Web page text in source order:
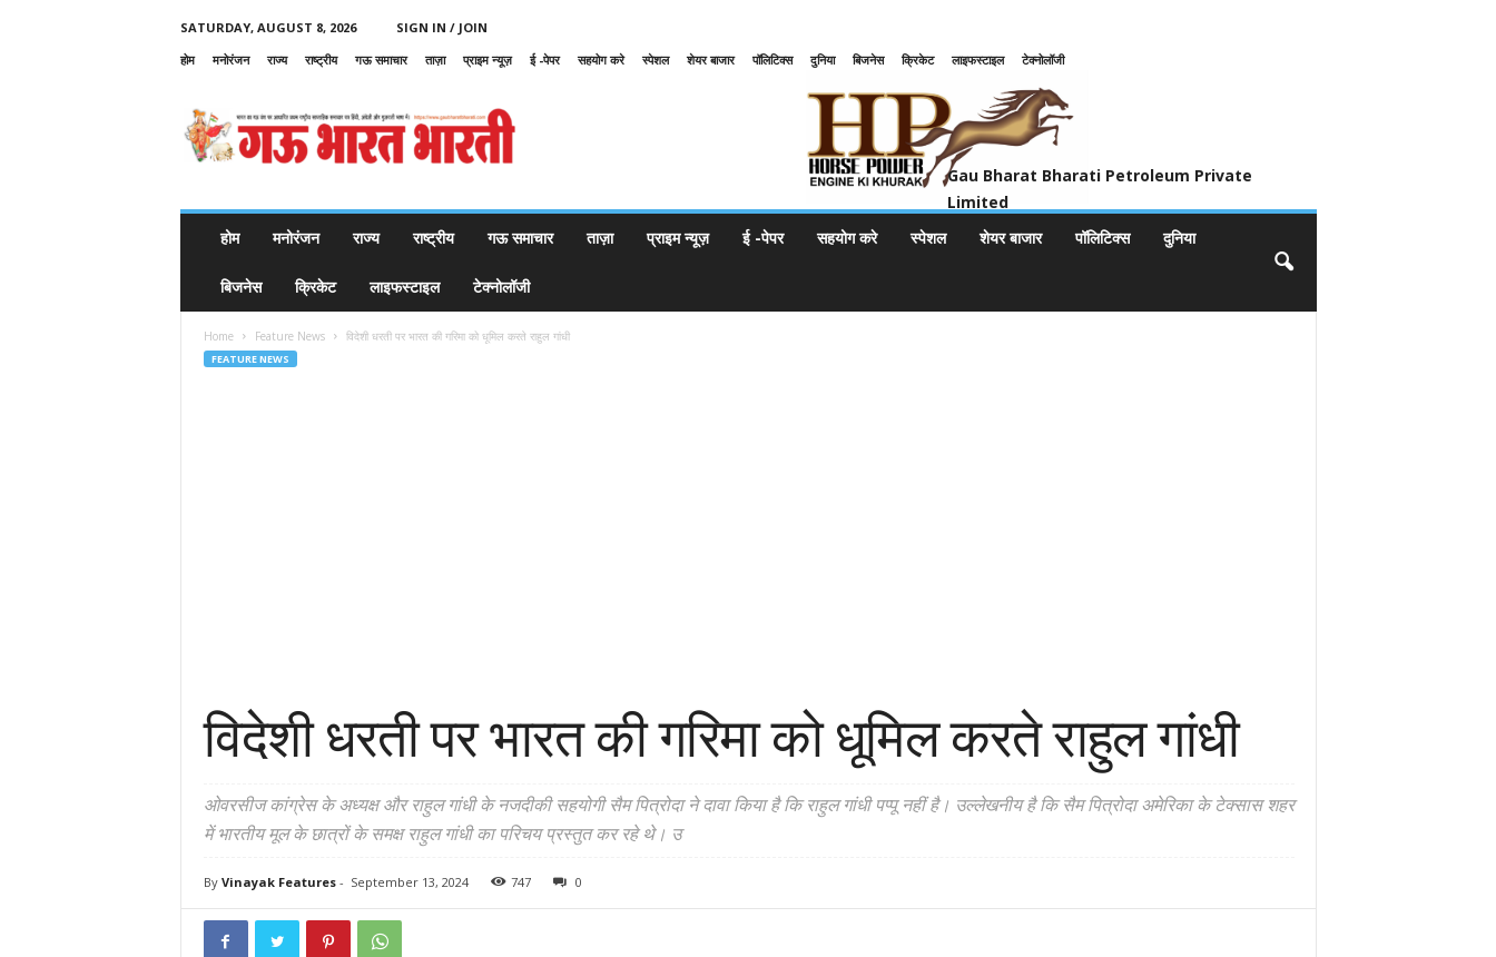
SATURDAY, AUGUST 8, 2026
SIGN IN / JOIN
होम
मनोरंजन राज्य राष्ट्रीय गऊ समाचार ताज़ा प्राइम न्यूज़ ई -पेपर सहयोग करे स्पेशल शेयर बाजार पॉलिटिक्स दुनिया बिजनेस क्रिकेट लाइफस्टाइल
टेक्नोलॉजी
u
Gau Bharat Bharati Petroleum Private
Limited
होम
मनोरंजन राज्य राष्ट्रीय गऊ समाचार ताज़ा प्राइम न्यूज़ ई -पेपर सहयोग करे स्पेशल शेयर बाजार पॉलिटिक्स दुनिया
बिजनेस क्रिकेट लाइफस्टाइल टेक्नोलॉजी
Home Feature News विदेशी धरती पर भारत की गरिमा को धूमिल करते राहुल गांधी
FEATURE NEWS
विदेशी धरती पर भारत की गरिमा को धूमिल करते राहुल गांधी
ओवरसीज कांग्रेस के अध्यक्ष और राहुल गांधी के नजदीकी सहयोगी सैम पित्रोदा ने दावा किया है कि राहुल गांधी पप्पू नहीं है। उल्लेखनीय है कि सैम पित्रोदा अमेरिका के टेक्सास शहर
में भारतीय मूल के छात्रों के समक्ष राहुल गांधी का परिचय प्रस्तुत कर रहे थे। उ
By Vinayak Features- September 13, 2024 747 0